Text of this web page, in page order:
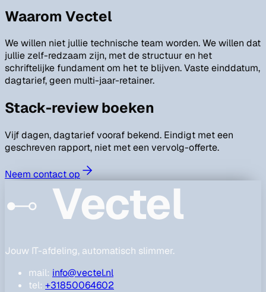
Waarom Vectel
We willen niet jullie technische team worden. We willen dat
jullie zelf-redzaam zijn, met de structuur en het
schriftelijke fundament om het te blijven. Vaste einddatum,
dagtarief, geen multi-jaar-retainer.
Stack-review boeken
Vijf dagen, dagtarief vooraf bekend. Eindigt met een
geschreven rapport, niet met een vervolg-offerte.
Neem contact op
Vectel
Jouw IT-afdeling, automatisch slimmer.
mail: info@vectel.nl
tel: +31850064602